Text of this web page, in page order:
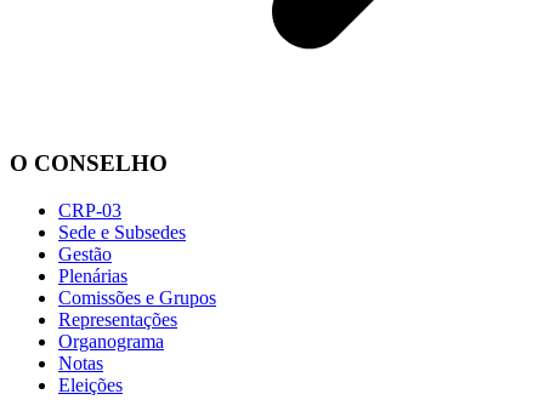
O CONSELHO
CRP-03
Sede e Subsedes
Gestão
Plenárias
Comissões e Grupos
Representações
Organograma
Notas
Eleições